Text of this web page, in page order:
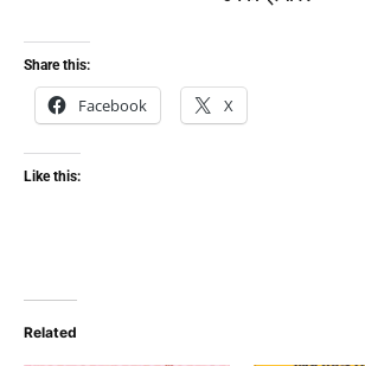
Share this:
Facebook X
Like this:
Related